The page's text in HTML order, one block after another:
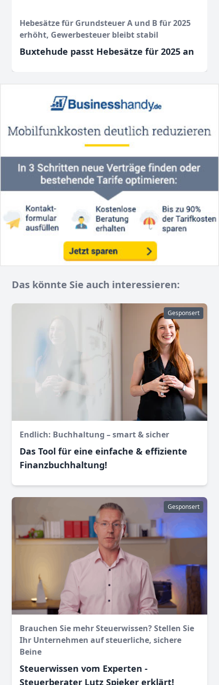
Hebesätze für Grundsteuer A und B für 2025
erhöht, Gewerbesteuer bleibt stabil
Buxtehude passt Hebesätze für 2025 an
Das könnte Sie auch interessieren:
Gesponsert
Endlich: Buchhaltung – smart & sicher
Das Tool für eine einfache & effiziente
Finanz­buchhaltung!
Gesponsert
Brauchen Sie mehr Steuerwissen? Stellen Sie
Ihr Unternehmen auf steuerliche, sichere
Beine
Steuerwissen vom Experten -
Steuerberater Lutz Spieker erklärt!